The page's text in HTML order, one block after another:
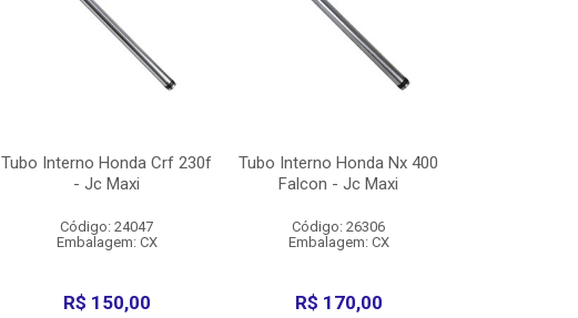
Tubo Interno Honda Crf 230f
- Jc Maxi
Código: 24047
Embalagem: CX
R$ 150,00
Tubo Interno Honda Nx 400
Falcon - Jc Maxi
Código: 26306
Embalagem: CX
R$ 170,00